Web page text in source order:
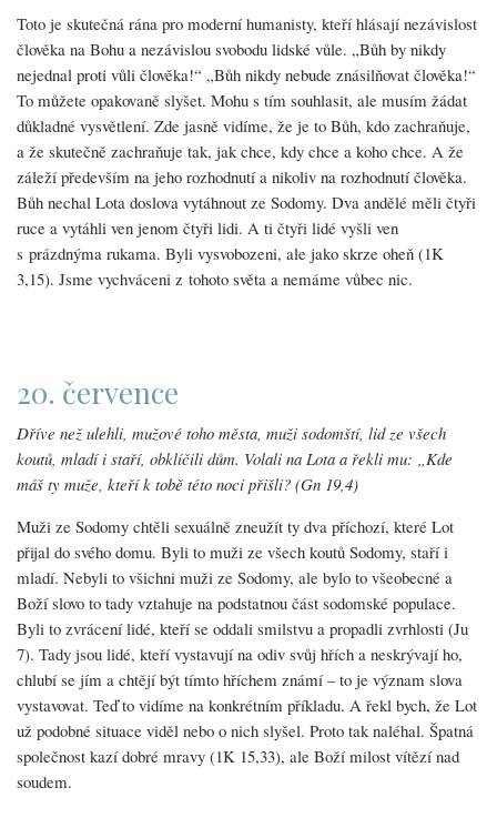
Toto je skutečná rána pro moderní humanisty, kteří hlásají nezávislost
člověka na Bohu a nezávislou svobodu lidské vůle. „Bůh by nikdy
nejednal proti vůli člověka!“ „Bůh nikdy nebude znásilňovat člověka!“
To můžete opakovaně slyšet. Mohu s tím souhlasit, ale musím žádat
důkladné vysvětlení. Zde jasně vidíme, že je to Bůh, kdo zachraňuje,
a že skutečně zachraňuje tak, jak chce, kdy chce a koho chce. A že
záleží především na jeho rozhodnutí a nikoliv na rozhodnutí člověka.
Bůh nechal Lota doslova vytáhnout ze Sodomy. Dva andělé měli čtyři
ruce a vytáhli ven jenom čtyři lidi. A ti čtyři lidé vyšli ven
s prázdnýma rukama. Byli vysvobozeni, ale jako skrze oheň (1K
3,15). Jsme vychváceni z tohoto světa a nemáme vůbec nic.
20. července
Dříve než ulehli, mužové toho města, muži sodomští, lid ze všech
koutů, mladí i staří, obklíčili dům. Volali na Lota a řekli mu: „Kde
máš ty muže, kteří k tobě této noci přišli? (Gn 19,4)
Muži ze Sodomy chtěli sexuálně zneužít ty dva příchozí, které Lot
přijal do svého domu. Byli to muži ze všech koutů Sodomy, staří i
mladí. Nebyli to všichni muži ze Sodomy, ale bylo to všeobecné a
Boží slovo to tady vztahuje na podstatnou část sodomské populace.
Byli to zvrácení lidé, kteří se oddali smilstvu a propadli zvrhlosti (Ju
7). Tady jsou lidé, kteří vystavují na odiv svůj hřích a neskrývají ho,
chlubí se jím a chtějí být tímto hříchem známí – to je význam slova
vystavovat. Teď to vidíme na konkrétním příkladu. A řekl bych, že Lot
už podobné situace viděl nebo o nich slyšel. Proto tak naléhal. Špatná
společnost kazí dobré mravy (1K 15,33), ale Boží milost vítězí nad
soudem.